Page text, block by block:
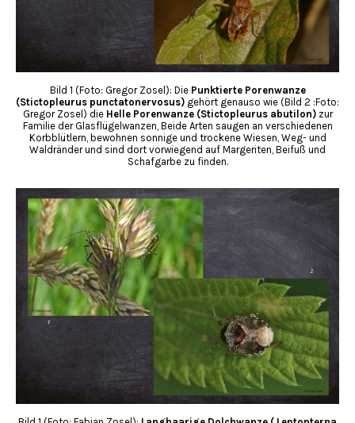
Bild 1 (Foto: Gregor Zosel): Die Punktierte Porenwanze
(Stictopleurus punctatonervosus) gehört genauso wie (Bild 2 :Foto:
Gregor Zosel) die Helle Porenwanze (Stictopleurus abutilon)zur
Familie der Glasflügelwanzen, Beide Arten saugen an verschiedenen
Korbblütlern, bewohnen sonnige und trockene Wiesen, Weg- und
Waldränder und sind dort vorwiegend auf Margeriten, Beifuß und
Schafgarbe zu finden.